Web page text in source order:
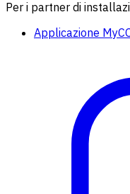
Per i partner di
Applicazione